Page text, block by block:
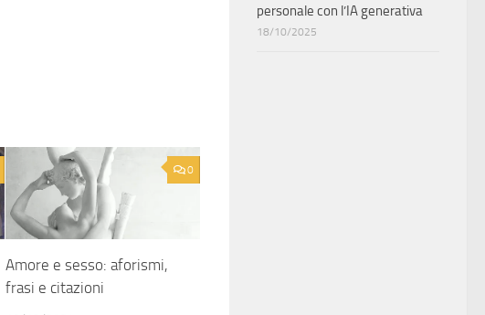
0
Amore e sesso: aforismi,
frasi e citazioni
personale con l’IA generativa
18/10/2025